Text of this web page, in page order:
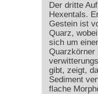
Der dritte
Hexentals.
Gestein ist
Quarz,
sich um
Quarzkörner
gibt, zeigt,
Sediment
flache